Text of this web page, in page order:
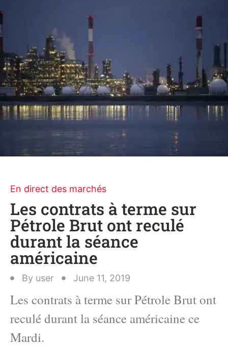
En direct des marchés
Les contrats à terme sur
Pétrole Brut ont reculé
durant la séance
américaine
By user June 11, 2019
Les contrats à terme sur Pétrole Brut ont
reculé durant la séance américaine ce
Mardi.